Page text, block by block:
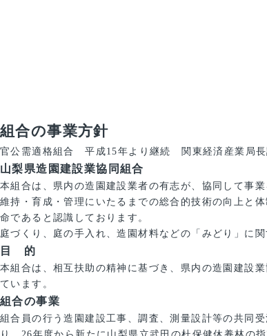
組合の事業方針
官公需適格組合 平成15年より継続 関東経済産業局長
山梨県造園建設業協同組合
本組合は、県内の造園建設業者の有志が、協同して事
維持・育成・管理にいたるまでの総合的技術の向上と
命であると認識しております。
庭づくり、庭の手入れ、造園材料などの「みどり」に
目 的
本組合は、相互扶助の精神に基づき、県内の造園建設
ています。
組合の事業
組合員の行う造園建設工事、調査、測量設計等の共同
り、26年度から新たに山梨県立武田の杜保健休養林の